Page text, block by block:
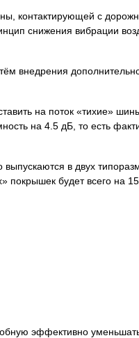
контактирующей с
снижения вибрации
внедрения
на поток «тихие»
на 4.5 дБ, то есть
в двух
покрышек будет всего на
эффективно